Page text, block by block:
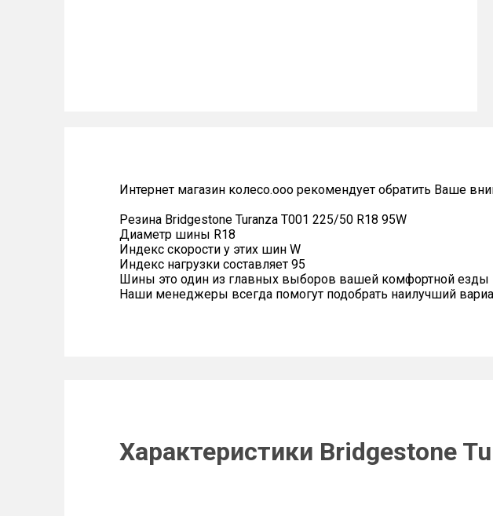
Интернет магазин колесо.ооо рекомендует обратить Ваше
Резина Bridgestone Turanza T001 225/50 R18 95W
Диаметр шины R18
Индекс скорости у этих шин W
Индекс нагрузки составляет 95
Шины это один из главных выборов вашей комфортной езды
Наши менеджеры всегда помогут подобрать наилучший
Характеристики Bridgestone